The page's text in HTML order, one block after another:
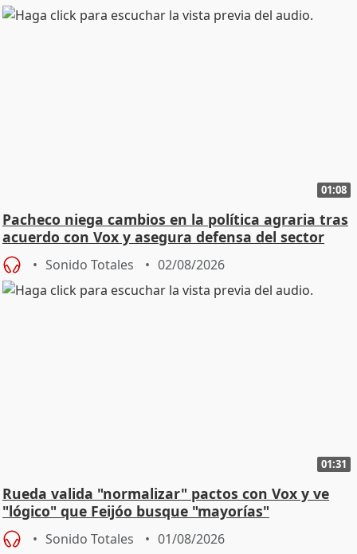
01:08
Pacheco niega cambios en la política agraria tras
acuerdo con Vox y asegura defensa del sector
Sonido Totales 02/08/2026
01:31
Rueda valida "normalizar" pactos con Vox y ve
"lógico" que Feijóo busque "mayorías"
Sonido Totales 01/08/2026